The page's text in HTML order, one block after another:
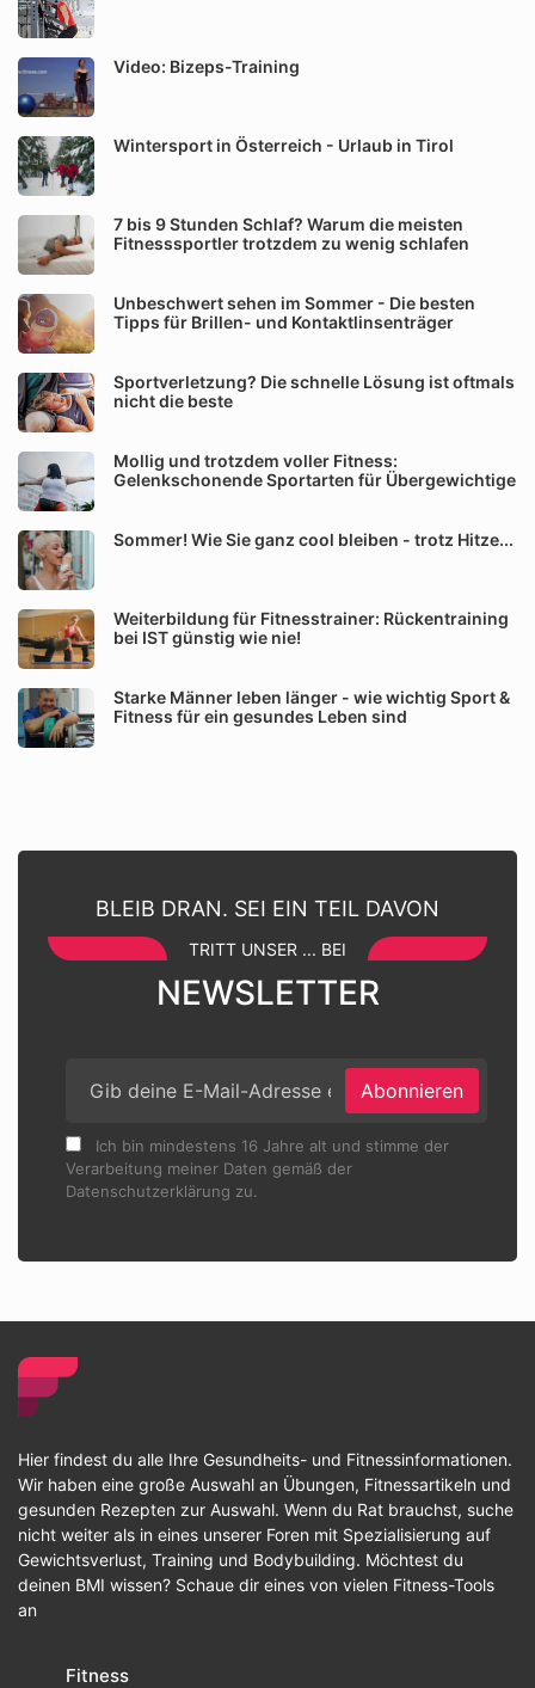
Video: Bizeps-Training
Wintersport in Österreich - Urlaub in Tirol
7 bis 9 Stunden Schlaf? Warum die meisten
Fitnesssportler trotzdem zu wenig schlafen
Unbeschwert sehen im Sommer - Die besten
Tipps für Brillen- und Kontaktlinsenträger
Sportverletzung? Die schnelle Lösung ist oftmals
nicht die beste
Mollig und trotzdem voller Fitness:
Gelenkschonende Sportarten für Übergewichtige
Sommer! Wie Sie ganz cool bleiben - trotz Hitze...
Weiterbildung für Fitnesstrainer: Rückentraining
bei IST günstig wie nie!
Starke Männer leben länger - wie wichtig Sport &
Fitness für ein gesundes Leben sind
BLEIB DRAN. SEI EIN TEIL DAVON
TRITT UNSER ... BEI
NEWSLETTER
Abonnieren
Ich bin mindestens 16 Jahre alt und stimme der
Verarbeitung meiner Daten gemäß der
Datenschutzerklärung zu.
Hier findest du alle Ihre Gesundheits- und Fitnessinformationen.
Wir haben eine große Auswahl an Übungen, Fitnessartikeln und
gesunden Rezepten zur Auswahl. Wenn du Rat brauchst, suche
nicht weiter als in eines unserer Foren mit Spezialisierung auf
Gewichtsverlust, Training und Bodybuilding. Möchtest du
deinen BMI wissen? Schaue dir eines von vielen Fitness-Tools
an
Fitness